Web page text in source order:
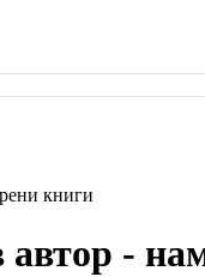
книги
-